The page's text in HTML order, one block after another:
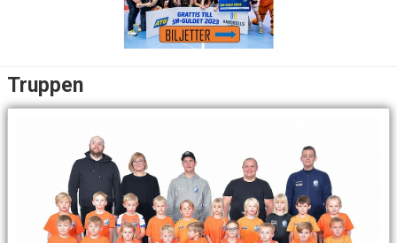
BILDGALLERI
MATCHER
Truppen